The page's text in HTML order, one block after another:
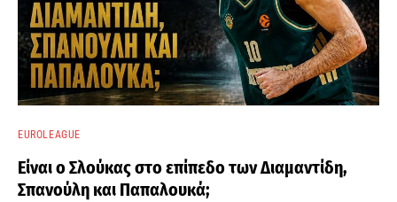
EUROLEAGUE
Είναι ο Σλούκας στο επίπεδο των Διαμαντίδη,
Σπανούλη και Παπαλουκά;